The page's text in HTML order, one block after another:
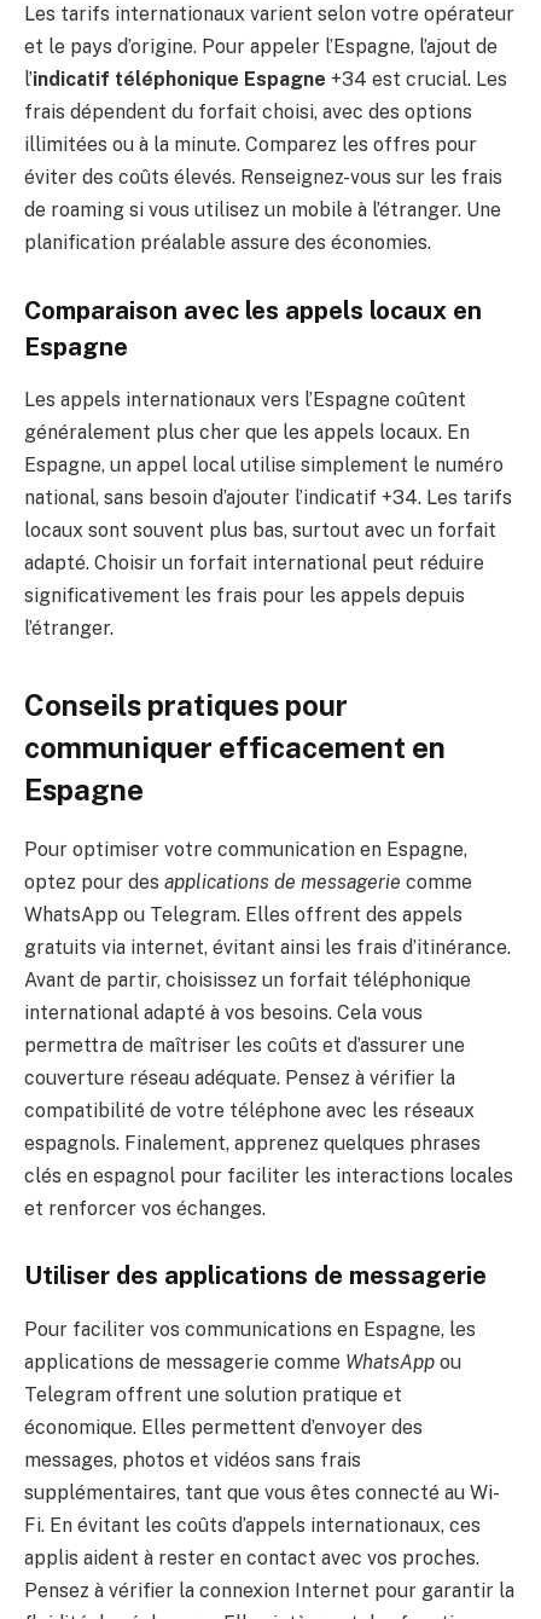
Les tarifs internationaux varient selon votre opérateur
et le pays d’origine. Pour appeler l’Espagne, l’ajout de
l’indicatif téléphonique Espagne +34 est crucial. Les
frais dépendent du forfait choisi, avec des options
illimitées ou à la minute. Comparez les offres pour
éviter des coûts élevés. Renseignez-vous sur les frais
de roaming si vous utilisez un mobile à l’étranger. Une
planification préalable assure des économies.
Comparaison avec les appels locaux en
Espagne
Les appels internationaux vers l’Espagne coûtent
généralement plus cher que les appels locaux. En
Espagne, un appel local utilise simplement le numéro
national, sans besoin d’ajouter l’indicatif +34. Les tarifs
locaux sont souvent plus bas, surtout avec un forfait
adapté. Choisir un forfait international peut réduire
significativement les frais pour les appels depuis
l’étranger.
Conseils pratiques pour
communiquer efficacement en
Espagne
Pour optimiser votre communication en Espagne,
optez pour des applications de messagerie comme
WhatsApp ou Telegram. Elles offrent des appels
gratuits via internet, évitant ainsi les frais d’itinérance.
Avant de partir, choisissez un forfait téléphonique
international adapté à vos besoins. Cela vous
permettra de maîtriser les coûts et d’assurer une
couverture réseau adéquate. Pensez à vérifier la
compatibilité de votre téléphone avec les réseaux
espagnols. Finalement, apprenez quelques phrases
clés en espagnol pour faciliter les interactions locales
et renforcer vos échanges.
Utiliser des applications de messagerie
Pour faciliter vos communications en Espagne, les
applications de messagerie comme WhatsApp ou
Telegram offrent une solution pratique et
économique. Elles permettent d’envoyer des
messages, photos et vidéos sans frais
supplémentaires, tant que vous êtes connecté au Wi-
Fi. En évitant les coûts d’appels internationaux, ces
applis aident à rester en contact avec vos proches.
Pensez à vérifier la connexion Internet pour garantir la